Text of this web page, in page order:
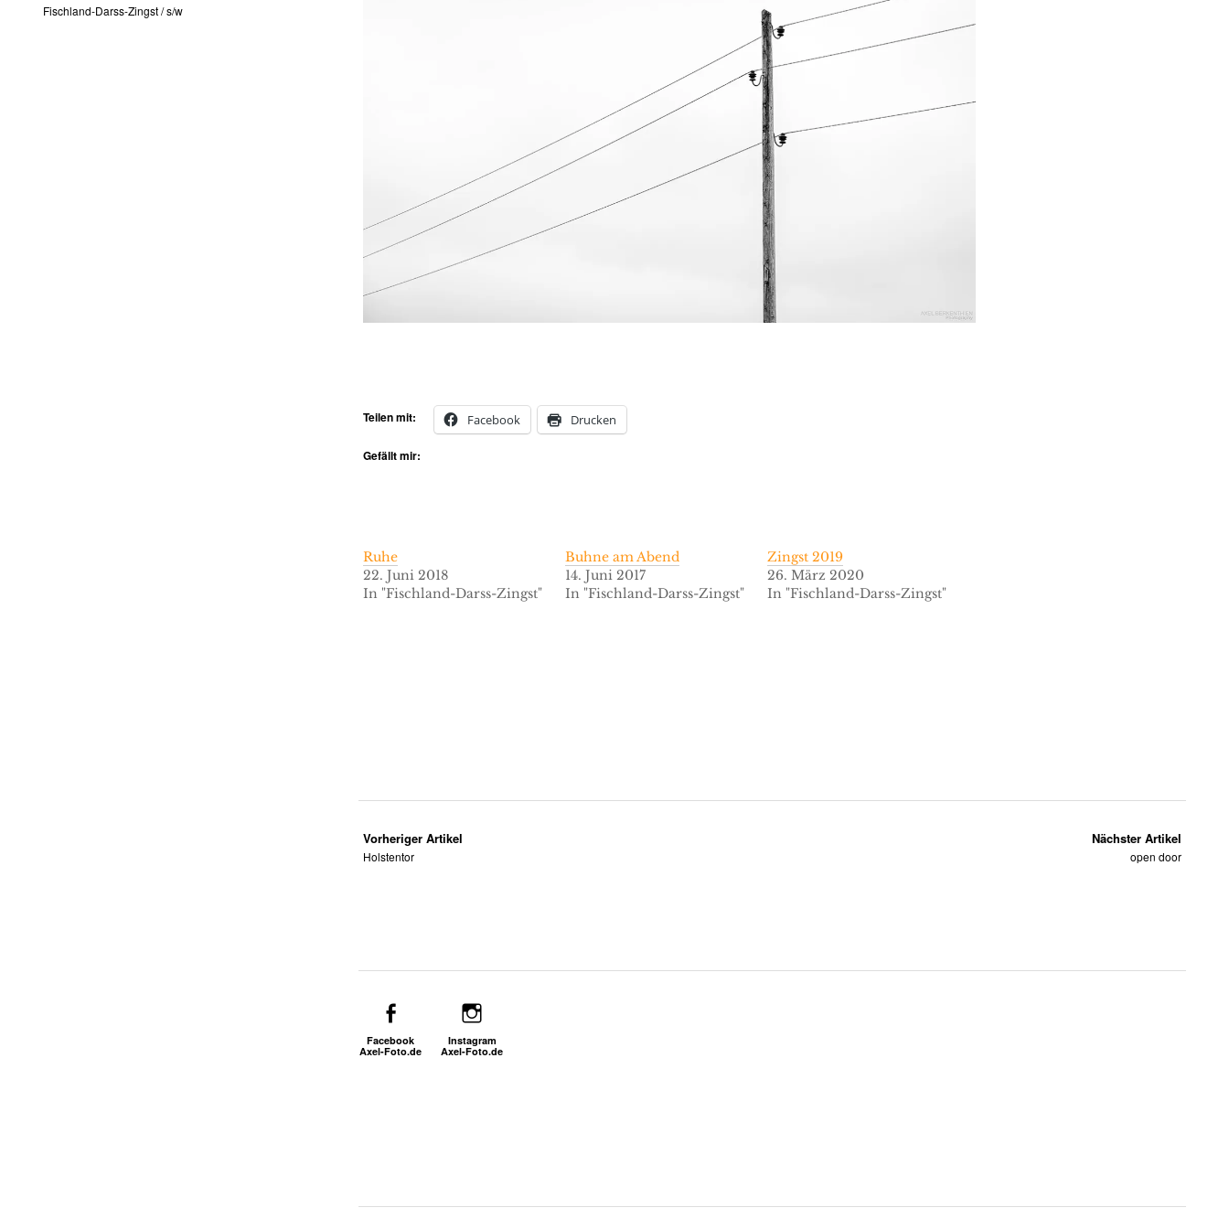
Fischland-Darss-Zingst/s/w
Teilen mit: Facebook Drucken
Gefällt mir:
Ruhe
22. Juni 2018
In "Fischland-Darss-Zingst"
Buhne am Abend
14. Juni 2017
In "Fischland-Darss-Zingst"
Zingst 2019
26. März 2020
In "Fischland-Darss-Zingst"
Vorheriger Artikel
Holstentor
Nächster Artikel
open door
Facebook
Axel-Foto.de
Instagram
Axel-Foto.de